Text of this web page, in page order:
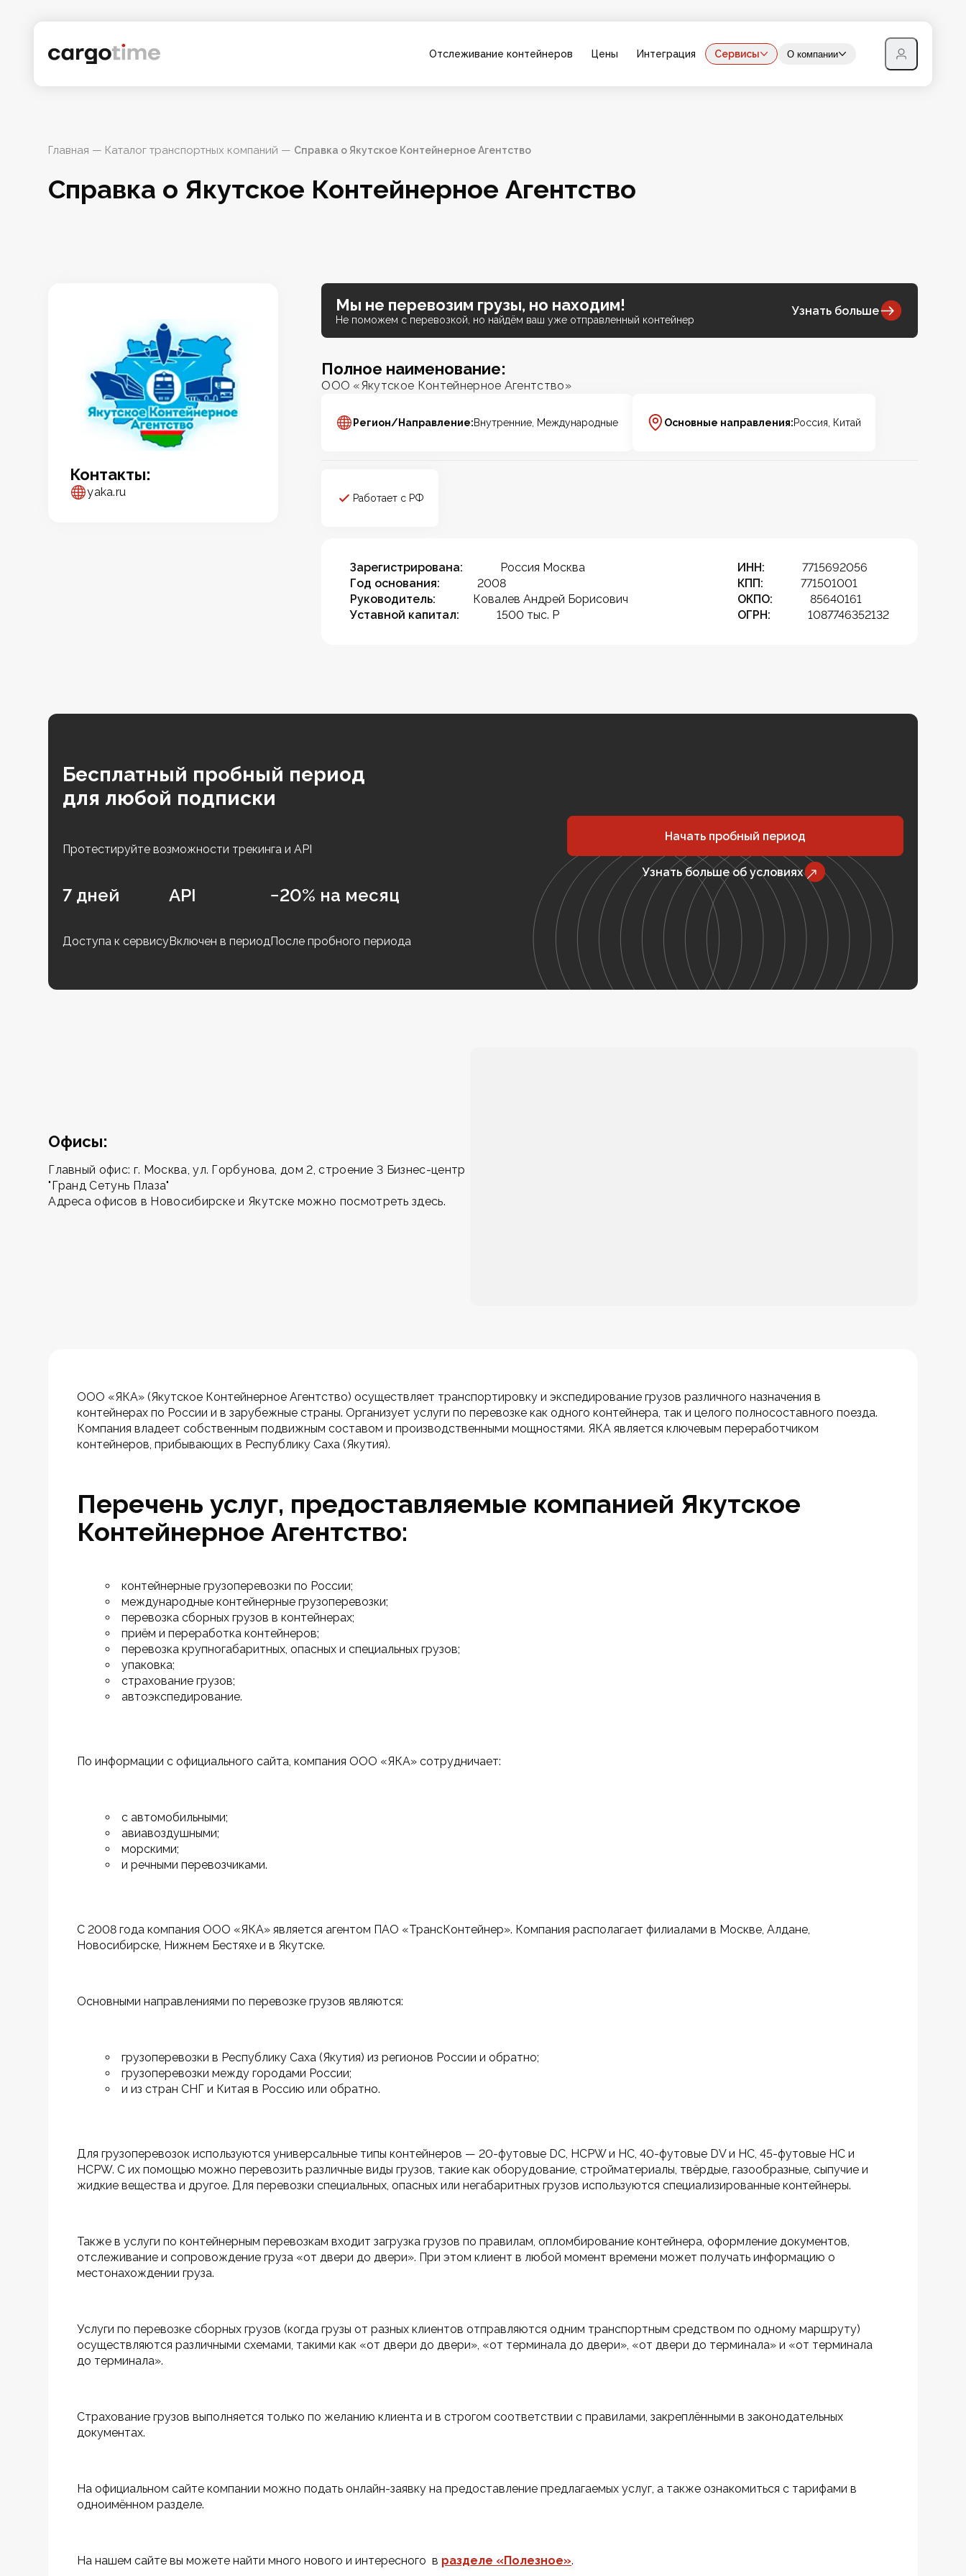
Отслеживание контейнеров Цены Интеграция Сервисы О компании
Главная — Каталог транспортных компаний — Справка о Якутское Контейнерное Агентство
Справка о Якутское Контейнерное Агентство
Контакты:
yaka.ru
Мы не перевозим грузы, но находим!
Не поможем с перевозкой, но найдём ваш уже отправленный контейнер
Узнать больше
Полное наименование:
ООО «Якутское Контейнерное Агентство»
Регион/Направление:Внутренние, Международные Основные направления:Россия, Китай
Работает с РФ
Зарегистрирована:
Россия Москва
Год основания:
2008
Руководитель:
Ковалев Андрей Борисович
Уставной капитал:
1500 тыс. Р
ИНН:
7715692056
КПП:
771501001
ОКПО:
85640161
ОГРН:
1087746352132
Бесплатный пробный период
для любой подписки
Протестируйте возможности трекинга и API
7 дней
Доступа к сервису
API
Включен в период
−20% на месяц
После пробного периода
Начать пробный период
Узнать больше об условиях
Офисы:
Главный офис: г. Москва, ул. Горбунова, дом 2, строение 3 Бизнес-центр
"Гранд Сетунь Плаза"
Адреса офисов в Новосибирске и Якутске можно посмотретьздесь.
ООО «ЯКА» (Якутское Контейнерное Агентство) осуществляет транспортировку и экспедирование грузов различного назначения в
контейнерах по России и в зарубежные страны. Организует услуги по перевозке как одного контейнера, так и целого полносоставного поезда.
Компания владеет собственным подвижным составом и производственными мощностями. ЯКА является ключевым переработчиком
контейнеров, прибывающих в Республику Саха (Якутия).
Перечень услуг, предоставляемые компанией Якутское
Контейнерное Агентство:
контейнерные грузоперевозки по России;
международные контейнерные грузоперевозки;
перевозка сборных грузов в контейнерах;
приём и переработка контейнеров;
перевозка крупногабаритных, опасных и специальных грузов;
упаковка;
страхование грузов;
автоэкспедирование.
По информации с официального сайта, компания ООО «ЯКА» сотрудничает:
с автомобильными;
авиавоздушными;
морскими;
и речными перевозчиками.
С 2008 года компания ООО «ЯКА» является агентом ПАО «ТрансКонтейнер». Компания располагает филиалами в Москве, Алдане,
Новосибирске, Нижнем Бестяхе и в Якутске.
Основными направлениями по перевозке грузов являются:
грузоперевозки в Республику Саха (Якутия) из регионов России и обратно;
грузоперевозки между городами России;
и из стран СНГ и Китая в Россию или обратно.
Для грузоперевозок используются универсальные типы контейнеров — 20-футовые DC, HCPW и HC, 40-футовые DV и HC, 45-футовые HC и
HCPW. С их помощью можно перевозить различные виды грузов, такие как оборудование, стройматериалы, твёрдые, газообразные, сыпучие и
жидкие вещества и другое. Для перевозки специальных, опасных или негабаритных грузов используются специализированные контейнеры.
Также в услуги по контейнерным перевозкам входит загрузка грузов по правилам, опломбирование контейнера, оформление документов,
отслеживание и сопровождение груза «от двери до двери». При этом клиент в любой момент времени может получать информацию о
местонахождении груза.
Услуги по перевозке сборных грузов (когда грузы от разных клиентов отправляются одним транспортным средством по одному маршруту)
осуществляются различными схемами, такими как «от двери до двери», «от терминала до двери», «от двери до терминала» и «от терминала
до терминала».
Страхование грузов выполняется только по желанию клиента и в строгом соответствии с правилами, закреплёнными в законодательных
документах.
На официальном сайте компании можно подать онлайн-заявку на предоставление предлагаемых услуг, а также ознакомиться с тарифами в
одноимённом разделе.
На нашем сайте вы можете найти много нового и интересного  в разделе «Полезное».